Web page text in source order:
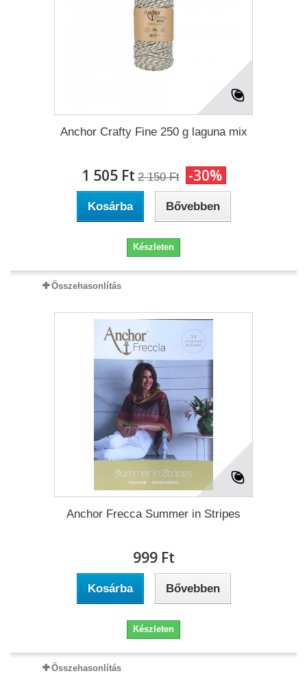
Anchor Crafty Fine 250 g laguna mix
1 505 Ft‎ 2 150 Ft‎ -30%
Kosárba Bővebben
Készleten
Összehasonlítás
Anchor Frecca Summer in Stripes
999 Ft‎
Kosárba Bővebben
Készleten
Összehasonlítás